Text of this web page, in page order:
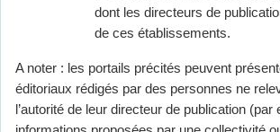
dont les directeurs de
de ces établissements.
A noter : les portails précités peuvent
éditoriaux rédigés par des personnes ne
l’autorité de leur directeur de publication (par